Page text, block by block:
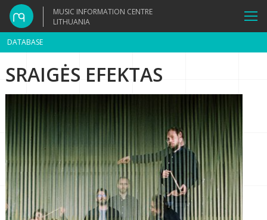
MUSIC INFORMATION CENTRE
LITHUANIA
DATABASE
SRAIGĖS EFEKTAS